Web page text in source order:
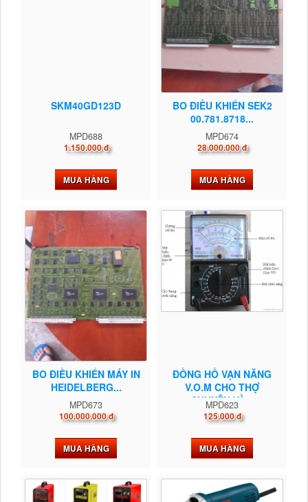
SKM40GD123D
MPD688
1.150.000 đ
MUA HÀNG
BO ĐIỀU KHIỂN SEK2
00.781.8718...
MPD674
28.000.000 đ
MUA HÀNG
BO ĐIỀU KHIỂN MÁY IN
HEIDELBERG...
MPD673
100.000.000 đ
MUA HÀNG
ĐỒNG HỒ VẠN NĂNG
V.O.M CHO THỢ
CHUYÊN VÀ...
MPD623
125.000 đ
MUA HÀNG